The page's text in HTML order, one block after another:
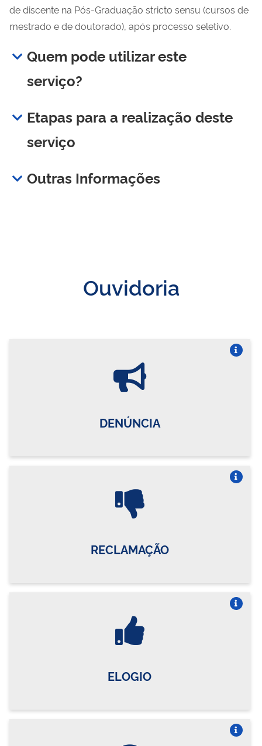
de discente na Pós-Graduação stricto sensu (cursos de
mestrado e de doutorado), após processo seletivo.
Quem pode utilizar este
serviço?
Etapas para a realização deste
serviço
Outras Informações
Ouvidoria
DENÚNCIA
RECLAMAÇÃO
ELOGIO